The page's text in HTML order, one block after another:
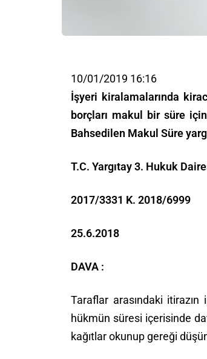
10/01/2019 16:16
İşyeri kiralamalarında
borçları makul bir süre
Bahsedilen Makul Süre
T.C. Yargıtay 3. Hukuk
2017/3331 K. 2018/6999
25.6.2018
DAVA :
Taraflar arasındaki itirazın
hükmün süresi içerisinde
kağıtlar okunup gereği